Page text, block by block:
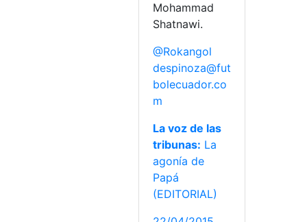
Mohammad
Shatnawi.
@Rokangol
despinoza@fut
bolecuador.co
m
La voz de las
tribunas: La
agonía de
Papá
(EDITORIAL)